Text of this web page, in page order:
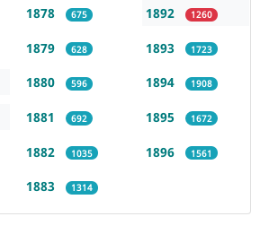
1878 675
1879 628
1880 596
1881 692
1882 1035
1883 1314
1892 1260
1893 1723
1894 1908
1895 1672
1896 1561